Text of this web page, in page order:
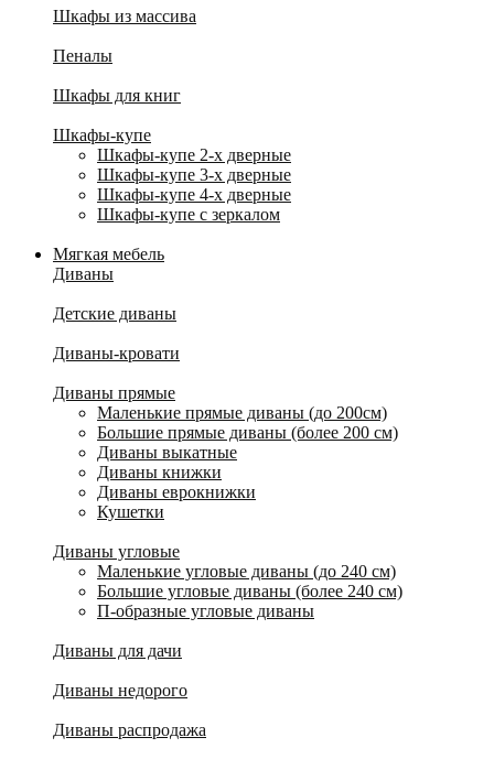
Шкафы из массива
Пеналы
Шкафы для книг
Шкафы-купе
Шкафы-купе 2-х дверные
Шкафы-купе 3-х дверные
Шкафы-купе 4-х дверные
Шкафы-купе с зеркалом
Мягкая мебель
Диваны
Детские диваны
Диваны-кровати
Диваны прямые
Маленькие прямые диваны (до 200см)
Большие прямые диваны (более 200 см)
Диваны выкатные
Диваны книжки
Диваны еврокнижки
Кушетки
Диваны угловые
Маленькие угловые диваны (до 240 см)
Большие угловые диваны (более 240 см)
П-образные угловые диваны
Диваны для дачи
Диваны недорого
Диваны распродажа